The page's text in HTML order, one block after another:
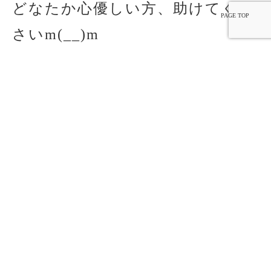
どなたか心優しい方、助けてくだ
さいm(__)m
PAGE TOP